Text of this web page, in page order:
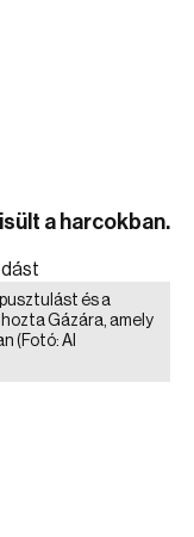
a harcokban.
és a
Gázára, amely
(Fotó: Al